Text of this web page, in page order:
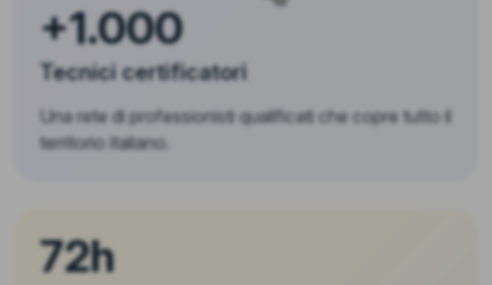
+1.000
Tecnici certificatori
Una rete di professionisti qualificati che copre tutto il
territorio italiano.
72h